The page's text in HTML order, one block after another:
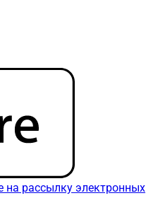
на рассылку электронных